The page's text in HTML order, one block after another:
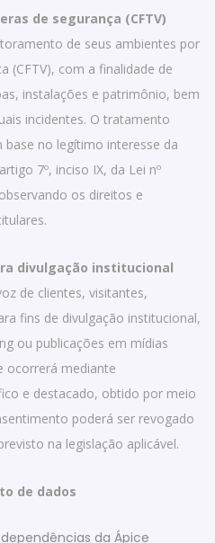
de segurança (CFTV)
de seus ambientes por
(CFTV), com a finalidade de
instalações e patrimônio, bem
incidentes. O tratamento
base no legítimo interesse da
7º, inciso IX, da Lei nº
os direitos e
divulgação institucional
de clientes, visitantes,
fins de divulgação institucional,
ou publicações em mídias
ocorrerá mediante
e destacado, obtido por meio
poderá ser revogado
na legislação aplicável.
de dados
da Ápice